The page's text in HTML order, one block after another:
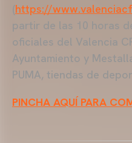
(https://
partir de las 10 horas
oficiales del Valencia
Ayuntamiento y
PUMA, tiendas de
PINCHA AQUÍ PARA